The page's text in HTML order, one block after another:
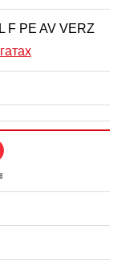
F PE AV VERZ